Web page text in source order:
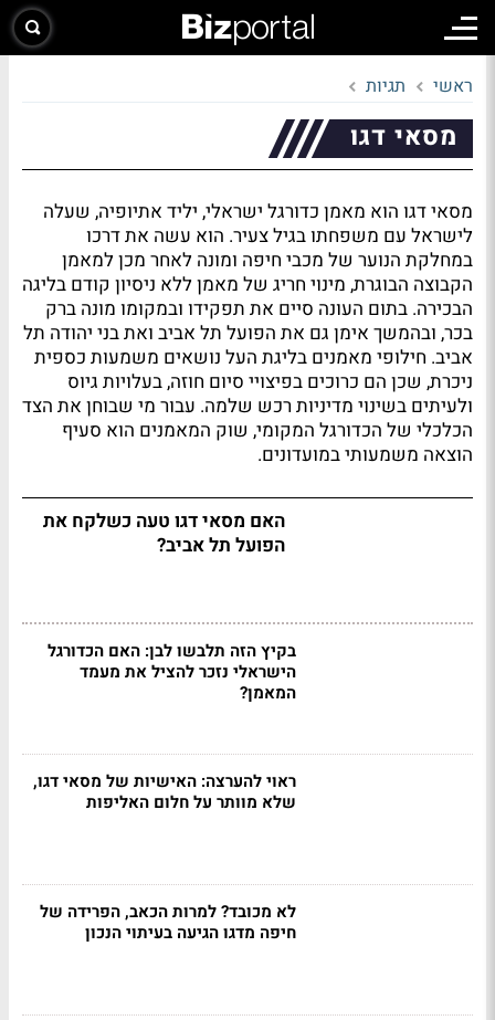
ראשי תגיות
מסאי דגו
מסאי דגו הוא מאמן כדורגל ישראלי, יליד אתיופיה, שעלה
לישראל עם משפחתו בגיל צעיר. הוא עשה את דרכו
במחלקת הנוער של מכבי חיפה ומונה לאחר מכן למאמן
הקבוצה הבוגרת, מינוי חריג של מאמן ללא ניסיון קודם בליגה
הבכירה. בתום העונה סיים את תפקידו ובמקומו מונה ברק
בכר, ובהמשך אימן גם את הפועל תל אביב ואת בני יהודה תל
אביב. חילופי מאמנים בליגת העל נושאים משמעות כספית
ניכרת, שכן הם כרוכים בפיצויי סיום חוזה, בעלויות גיוס
ולעיתים בשינוי מדיניות רכש שלמה. עבור מי שבוחן את הצד
הכלכלי של הכדורגל המקומי, שוק המאמנים הוא סעיף
הוצאה משמעותי במועדונים.
האם מסאי דגו טעה כשלקח את
הפועל תל אביב?
בקיץ הזה תלבשו לבן: האם הכדורגל
הישראלי נזכר להציל את מעמד
המאמן?
ראוי להערצה: האישיות של מסאי דגו,
שלא מוותר על חלום האליפות
לא מכובד? למרות הכאב, הפרידה של
חיפה מדגו הגיעה בעיתוי הנכון